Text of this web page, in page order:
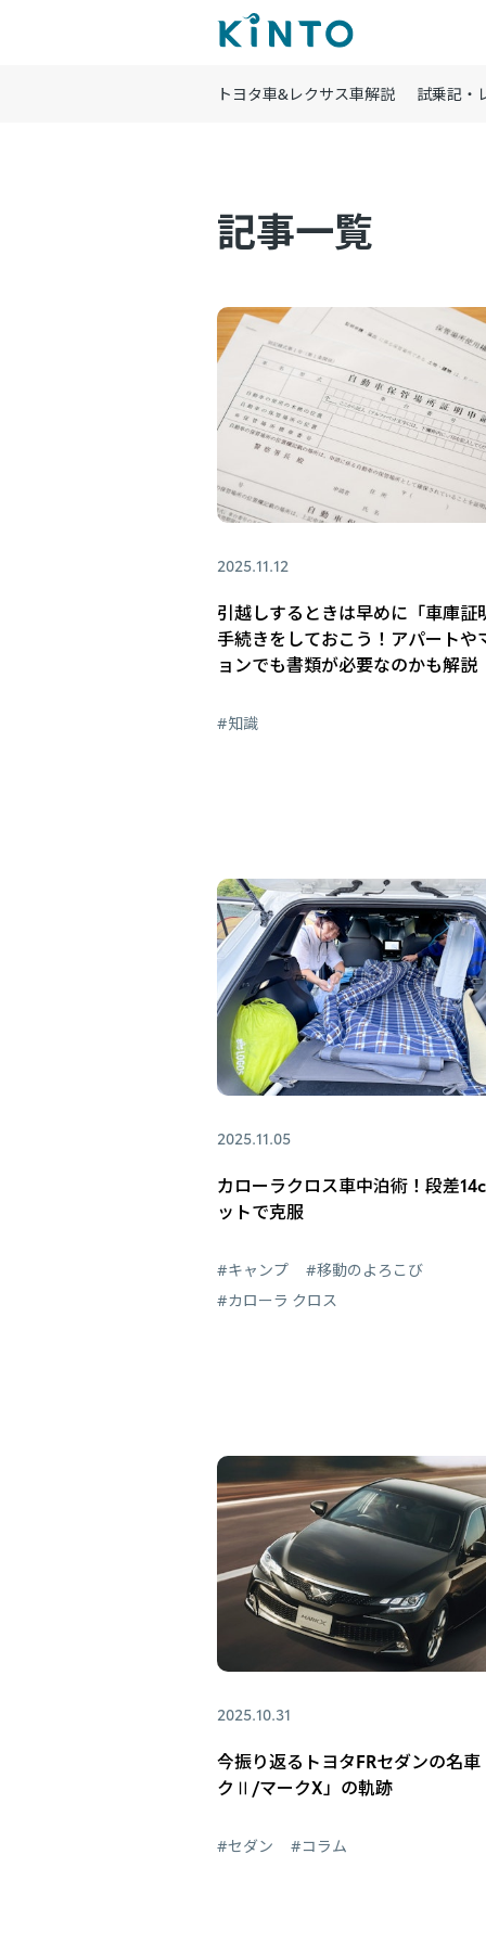
トヨタ車&レクサス車解説 試乗記・
記事一覧
2025.11.12
引越しするときは早めに「車庫証
手続きをしておこう！アパートや
ョンでも書類が必要なのかも解説
#知識
2025.11.05
カローラクロス車中泊術！段差
ットで克服
#キャンプ
#移動のよろこび
#カローラ クロス
2025.10.31
今振り返るトヨタFRセダンの名
クⅡ/マークX」の軌跡
#セダン #コラム